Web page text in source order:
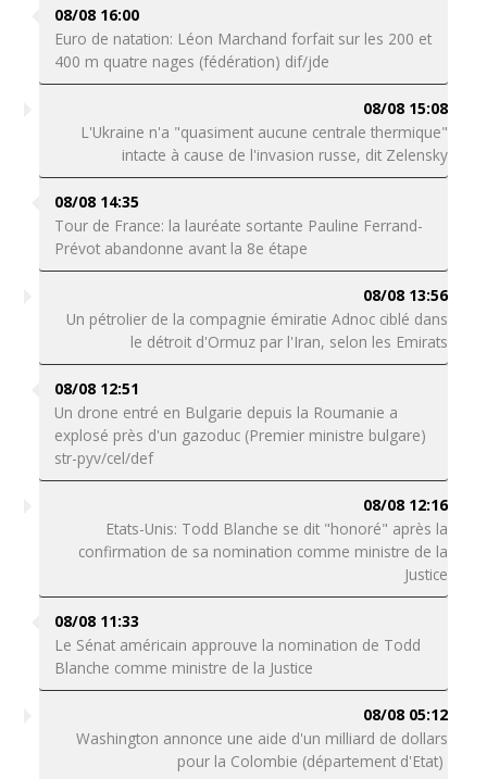
08/08 16:00
Euro de natation: Léon Marchand forfait sur les 200 et
400 m quatre nages (fédération) dif/jde
08/08 15:08
L'Ukraine n'a "quasiment aucune centrale thermique"
intacte à cause de l'invasion russe, dit Zelensky
08/08 14:35
Tour de France: la lauréate sortante Pauline Ferrand-
Prévot abandonne avant la 8e étape
08/08 13:56
Un pétrolier de la compagnie émiratie Adnoc ciblé dans
le détroit d'Ormuz par l'Iran, selon les Emirats
08/08 12:51
Un drone entré en Bulgarie depuis la Roumanie a
explosé près d'un gazoduc (Premier ministre bulgare)
str-pyv/cel/def
08/08 12:16
Etats-Unis: Todd Blanche se dit "honoré" après la
confirmation de sa nomination comme ministre de la
Justice
08/08 11:33
Le Sénat américain approuve la nomination de Todd
Blanche comme ministre de la Justice
08/08 05:12
Washington annonce une aide d'un milliard de dollars
pour la Colombie (département d'Etat)